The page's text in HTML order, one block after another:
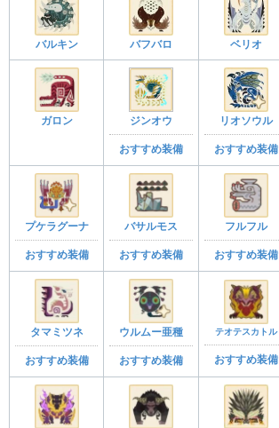
バルキン バフバロ ベリオ
ガロン ジンオウ
おすすめ装備
リオソウル
おすすめ装備
プケラグーナ
おすすめ装備
バサルモス
おすすめ装備
フルフル
おすすめ装備
タマミツネ
おすすめ装備
ウルムー亜種
おすすめ装備
テオテスカトル
おすすめ装備